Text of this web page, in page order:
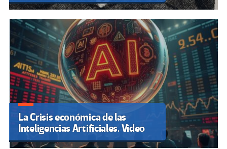
La Crisis económica de las
Inteligencias Artificiales. Video